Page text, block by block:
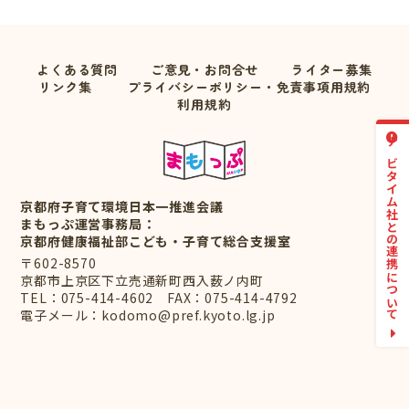
よくある質問 ご意見・お問合せ
ライター募集
リンク集
プライバシーポリシー・免責事項用規約
利用規約
京都府子育て環境日本一推進会議
まもっぷ運営事務局：
京都府健康福祉部こども・子育て総合支援室
〒602-8570
京都市上京区下立売通新町西入薮ノ内町
TEL： 075-414-4602
FAX：075-414-4792
電子メール： kodomo@pref.kyoto.lg.jp ナビタイム社との連携について